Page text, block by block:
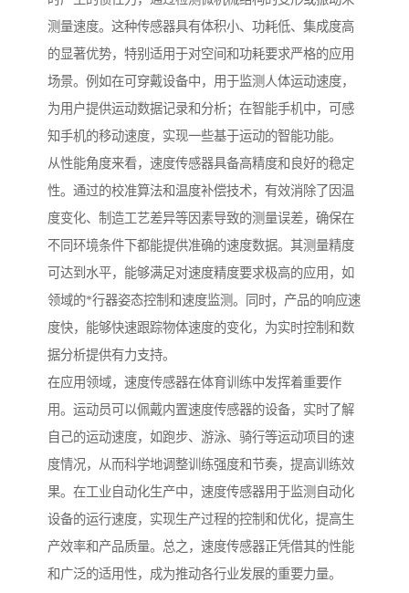
测量速度。这种传感器具有体积小、功耗低、集成度高
的显著优势，特别适用于对空间和功耗要求严格的应用
场景。例如在可穿戴设备中，用于监测人体运动速度，
为用户提供运动数据记录和分析；在智能手机中，可感
知手机的移动速度，实现一些基于运动的智能功能。
从性能角度来看，速度传感器具备高精度和良好的稳定
性。通过的校准算法和温度补偿技术，有效消除了因温
度变化、制造工艺差异等因素导致的测量误差，确保在
不同环境条件下都能提供准确的速度数据。其测量精度
可达到水平，能够满足对速度精度要求极高的应用，如
领域的*行器姿态控制和速度监测。同时，产品的响应速
度快，能够快速跟踪物体速度的变化，为实时控制和数
据分析提供有力支持。
在应用领域，速度传感器在体育训练中发挥着重要作
用。运动员可以佩戴内置速度传感器的设备，实时了解
自己的运动速度，如跑步、游泳、骑行等运动项目的速
度情况，从而科学地调整训练强度和节奏，提高训练效
果。在工业自动化生产中，速度传感器用于监测自动化
设备的运行速度，实现生产过程的控制和优化，提高生
产效率和产品质量。总之，速度传感器正凭借其的性能
和广泛的适用性，成为推动各行业发展的重要力量。